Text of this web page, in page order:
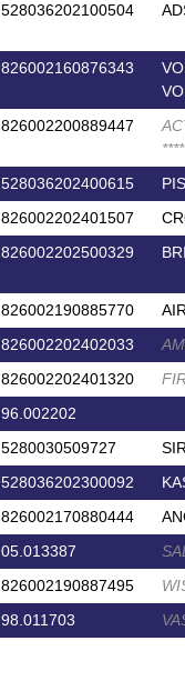
528036202100504
826002160876343
826002200889447
****
528036202400615
826002202401507
826002202500329
826002190885770
826002202402033
826002202401320
96.002202
5280030509727
528036202300092
826002170880444
05.013387
826002190887495
98.011703